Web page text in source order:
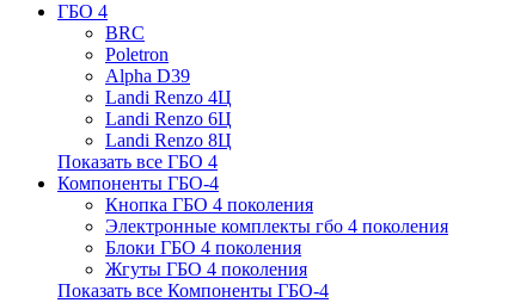
ГБО 4
BRC
Poletron
Alpha D39
Landi Renzo 4Ц
Landi Renzo 6Ц
Landi Renzo 8Ц
Показать все ГБО 4
Компоненты ГБО-4
Кнопка ГБО 4 поколения
Электронные комплекты гбо 4 поколения
Блоки ГБО 4 поколения
Жгуты ГБО 4 поколения
Показать все Компоненты ГБО-4